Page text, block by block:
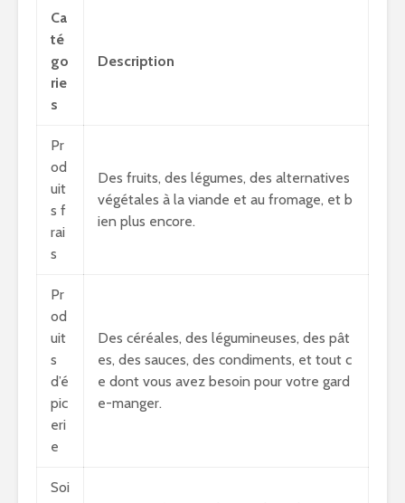
Ca
té
go
rie
s
Description
Pr
od
uit
s f
rai
s
Des fruits, des légumes, des alternatives
végétales à la viande et au fromage, et b
ien plus encore.
Pr
od
uit
s
d’é
pic
eri
e
Des céréales, des légumineuses, des pât
es, des sauces, des condiments, et tout c
e dont vous avez besoin pour votre gard
e-manger.
Soi